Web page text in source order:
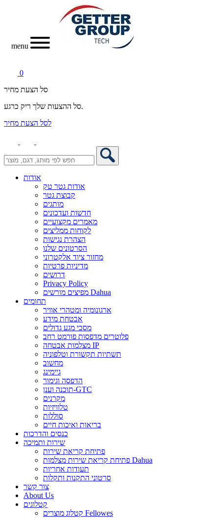
menu
0
סל הצעת מחיר
סל ההצעות שלך ריק כרגע.
לסל הצעת מחיר
אודות
אודות גטר טק
קבוצת גטר
מותגים
חדשות ועדכונים
מאמרים מקצועיים
לקוחות ממליצים
הצהרת נגישות
הסרטונים שלנו
מחזור ציוד אלקטרוני
מדיניות פרטיות
דרושים
Privacy Policy
מפיצים מורשים Dahua
תחומים
ארגונומיה ומטהרי אוויר
אבטחת מידע
מסכי מגע גדולים
פלוטרים מדפסות פורמט רחב
מצלמות אבטחה IP
תשתיות תקשורת וטלפוניה
מחשוב
גיימינג
הדפסה וגימור
תוכנה וענן-GTC
מקרנים
טלוויזיות
סוללות
בריאות ואיכות חיים
כנסים והדרכות
שירות ותמיכה
פתיחת קריאת שירות
פתיחת קריאת שירות מצלמות Dahua
תעודות אחריות
סרטוני התקנות ותקלות
צור קשר
About Us
קטלוגים
קטלוג מוצרים Fellowes